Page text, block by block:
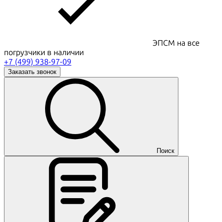
ЭПСМ на все
погрузчики в наличии
+7 (499) 938-97-09
Заказать звонок
Поиск